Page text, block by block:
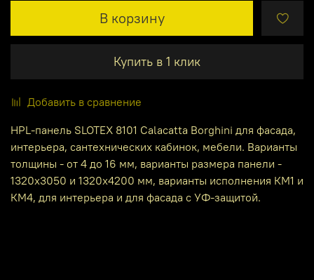
В корзину
Купить в 1 клик
Добавить в сравнение
HPL-панель SLOTEX 8101 Calacatta Borghini для фасада,
интерьера, сантехнических кабинок, мебели. Варианты
толщины - от 4 до 16 мм, варианты размера панели -
1320х3050 и 1320х4200 мм, варианты исполнения КМ1 и
КМ4, для интерьера и для фасада с УФ-защитой.